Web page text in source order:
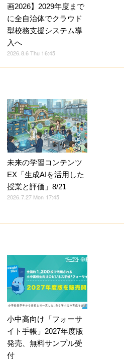
画2026】2029年度まで
に全自治体でクラウド
型校務支援システム導
入へ
2026.8.6 Thu 16:45
未来の学習コンテンツ
EX「生成AIを活用した
授業と評価」8/21
2026.7.27 Mon 17:45
小中高向け「フォーサ
イト手帳」2027年度版
発売、無料サンプル受
付